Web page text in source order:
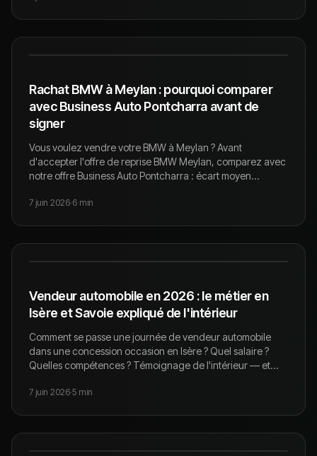
Rachat BMW à Meylan : pourquoi comparer
avec Business Auto Pontcharra avant de
signer
Vous voulez vendre votre BMW à Meylan ? Avant
d'accepter l'offre de reprise BMW Meylan, comparez avec
notre offre Business Auto Pontcharra : écart moyen
7 juin 2026·6 min
Vendeur automobile en 2026 : le métier en
Isère et Savoie expliqué de l'intérieur
Comment se passe une journée de vendeur automobile
dans une concession occasion en Isère ? Quel salaire ?
Quelles compétences ? Témoignage de l'intérieur — et
7 juin 2026·5 min